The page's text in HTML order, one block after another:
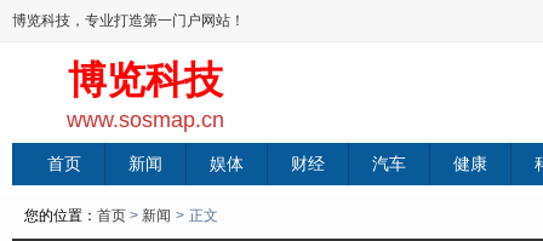
博览科技，专业打造第一门户网站！
博览科技
www.sosmap.cn
首页 新闻 娱体 财经 汽车 健康
您的位置： 首页 > 新闻 > 正文